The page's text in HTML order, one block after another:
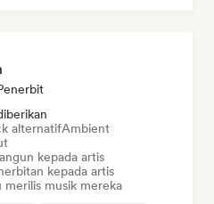
alternatifAmbient
kepada artis
kepada artis
merilis musik mereka